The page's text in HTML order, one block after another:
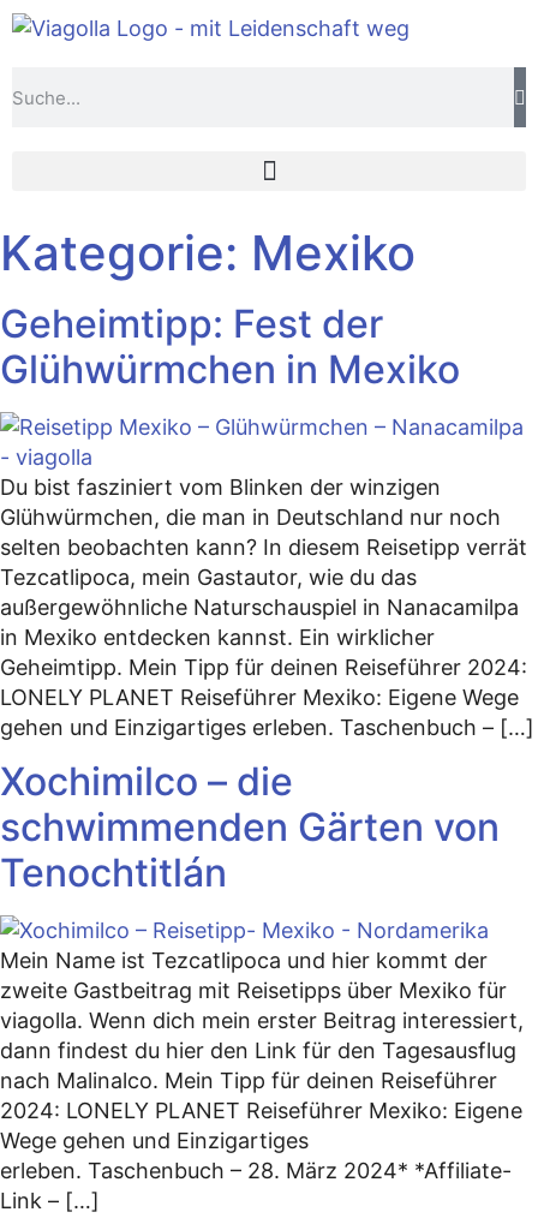
Kategorie: Mexiko
Geheimtipp: Fest der
Glühwürmchen in Mexiko
Du bist fasziniert vom Blinken der winzigen
Glühwürmchen, die man in Deutschland nur noch
selten beobachten kann? In diesem Reisetipp verrät
Tezcatlipoca, mein Gastautor, wie du das
außergewöhnliche Naturschauspiel in Nanacamilpa
in Mexiko entdecken kannst. Ein wirklicher
Geheimtipp. Mein Tipp für deinen Reiseführer 2024:
LONELY PLANET Reiseführer Mexiko: Eigene Wege
gehen und Einzigartiges erleben. Taschenbuch – […]
Xochimilco – die
schwimmenden Gärten von
Tenochtitlán
Mein Name ist Tezcatlipoca und hier kommt der
zweite Gastbeitrag mit Reisetipps über Mexiko für
viagolla. Wenn dich mein erster Beitrag interessiert,
dann findest du hier den Link für den Tagesausflug
nach Malinalco. Mein Tipp für deinen Reiseführer
2024: LONELY PLANET Reiseführer Mexiko: Eigene
Wege gehen und Einzigartiges
erleben. Taschenbuch – 28. März 2024* *Affiliate-
Link – […]